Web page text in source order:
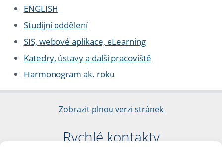
ENGLISH
Studijní oddělení
SIS, webové aplikace, eLearning
Katedry, ústavy a další pracoviště
Harmonogram ak. roku
Zobrazit plnou verzi stránek
Rychlé kontakty